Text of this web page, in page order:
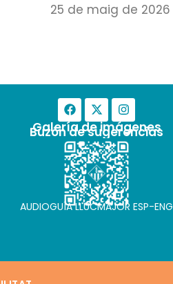
25 de maig de 2026
Galería de imágenes
Buzón de sugerencias
AUDIOGUÍA LLUCMAJOR ESP-ENG